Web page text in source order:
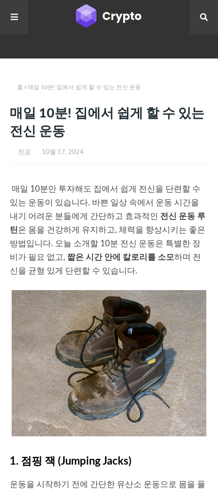
홈 매일 10분! 집에서 쉽게 할 수 있는 전신 운동
매일 10분! 집에서 쉽게 할 수 있는
전신 운동
천공 10월 17, 2024
매일 10분만 투자해도 집에서 쉽게 전신을 단련할 수
있는 운동이 있습니다. 바쁜 일상 속에서 운동 시간을
내기 어려운 분들에게 간단하고 효과적인 전신 운동 루
틴은 몸을 건강하게 유지하고, 체력을 향상시키는 좋은
방법입니다. 오늘 소개할 10분 전신 운동은 특별한 장
비가 필요 없고, 짧은 시간 안에 칼로리를 소모하며 전
신을 균형 있게 단련할 수 있습니다.
1. 점핑 잭 (Jumping Jacks)
운동을 시작하기 전에 간단한 유산소 운동으로 몸을 풀